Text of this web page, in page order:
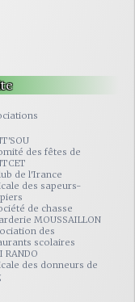
des fêtes de
de l'Irance
des sapeurs-
de chasse
MOUSSAILLON
des
scolaires
RANDO
des donneurs de